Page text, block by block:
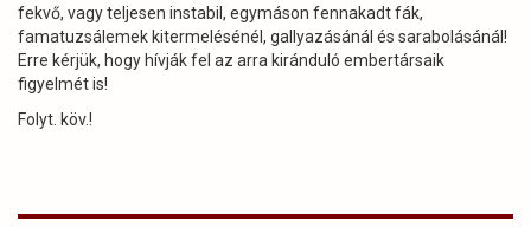
fekvő, vagy teljesen instabil, egymáson fennakadt fák,
famatuzsálemek kitermelésénél, gallyazásánál és sarabolásánál!
Erre kérjük, hogy hívják fel az arra kiránduló embertársaik
figyelmét is!
Folyt. köv.!